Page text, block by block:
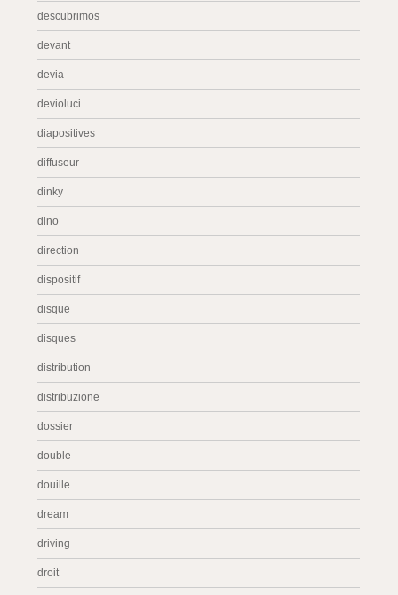
descubrimos
devant
devia
devioluci
diapositives
diffuseur
dinky
dino
direction
dispositif
disque
disques
distribution
distribuzione
dossier
double
douille
dream
driving
droit